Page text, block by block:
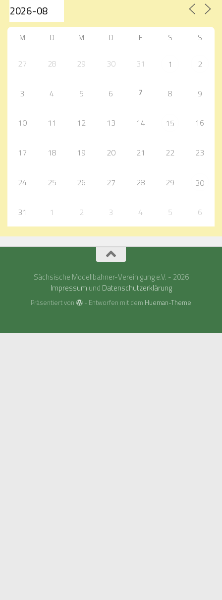
M D M D F S S
27 28 29 30 31 1 2
3 4 5 6 7 8 9
10 11 12 13 14 15 16
17 18 19 20 21 22 23
24 25 26 27 28 29 30
31 1 2 3 4 5 6
Sächsische Modellbahner-Vereinigung e.V. - 2026
Impressum und Datenschutzerklärung
Präsentiert von - Entworfen mit dem Hueman-Theme